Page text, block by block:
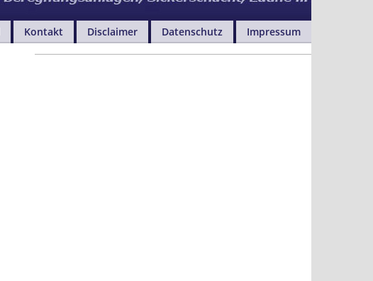
Kontakt Disclaimer Datenschutz
Impressum